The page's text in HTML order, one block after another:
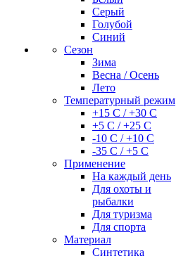
Серый
Голубой
Синий
Сезон
Зима
Весна / Осень
Лето
Температурный режим
+15 С / +30 С
+5 С / +25 С
-10 С / +10 С
-35 С / +5 С
Применение
На каждый день
Для охоты и
рыбалки
Для туризма
Для спорта
Материал
Синтетика